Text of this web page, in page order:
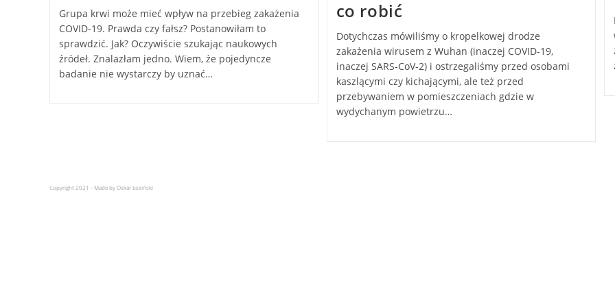
Grupa krwi może mieć wpływ na przebieg zakażenia
COVID-19. Prawda czy fałsz? Postanowiłam to
sprawdzić. Jak? Oczywiście szukając naukowych
źródeł. Znalazłam jedno. Wiem, że pojedyncze
badanie nie wystarczy by uznać…
co robić
Dotychczas mówiliśmy o kropelkowej drodze
zakażenia wirusem z Wuhan (inaczej COVID-19,
inaczej SARS-CoV-2) i ostrzegaliśmy przed osobami
kaszlącymi czy kichającymi, ale też przed
przebywaniem w pomieszczeniach gdzie w
wydychanym powietrzu…
Copyright 2021 - Made by Oskar Łoziński